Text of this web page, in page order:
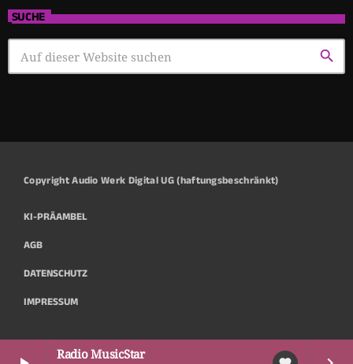
Radio MusicStar
SUCHE
search
Copyright Audio Werk Digital UG (haftungsbeschränkt)
KI-PRÄAMBEL
AGB
DATENSCHUTZ
IMPRESSUM